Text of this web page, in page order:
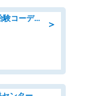
＞
「土日祝休み」医療機関での治験コーディネーターのお仕事/看護師